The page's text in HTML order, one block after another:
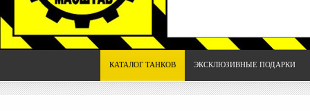
КАТАЛОГ ТАНКОВ ЭКСКЛЮЗИВНЫЕ ПОДАРКИ